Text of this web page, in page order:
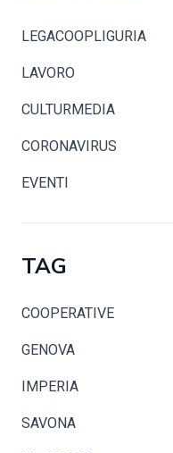
LEGACOOPLIGURIA
LAVORO
CULTURMEDIA
CORONAVIRUS
EVENTI
TAG
COOPERATIVE
GENOVA
IMPERIA
SAVONA